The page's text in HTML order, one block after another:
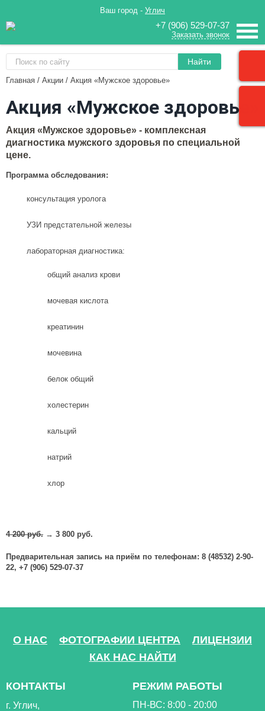
+7 (906) 529-07-37
Заказать звонок
Ваш город - Углич
Найти
Главная / Акции / Акция «Мужское здоровье»
Акция «Мужское здоровье»
Акция «Мужское здоровье» - комплексная
диагностика мужского здоровья по специальной
цене.
Программа обследования:
консультация уролога
УЗИ предстательной железы
лабораторная диагностика:
общий анализ крови
мочевая кислота
креатинин
мочевина
белок общий
холестерин
кальций
натрий
хлор
4 200 руб. → 3 800 руб.
Предварительная запись на приём по телефонам: 8 (48532) 2-90-
22, +7 (906) 529-07-37
О НАС ФОТОГРАФИИ ЦЕНТРА
ЛИЦЕНЗИИ
КАК НАС НАЙТИ
КОНТАКТЫ
г. Углич,
РЕЖИМ РАБОТЫ
ПН-ВС: 8:00 - 20:00